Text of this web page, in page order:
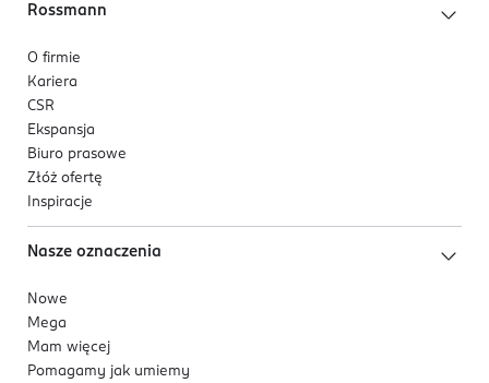
Rossmann
O firmie
Kariera
CSR
Ekspansja
Biuro prasowe
Złóż ofertę
Inspiracje
Nasze oznaczenia
Nowe
Mega
Mam więcej
Pomagamy jak umiemy